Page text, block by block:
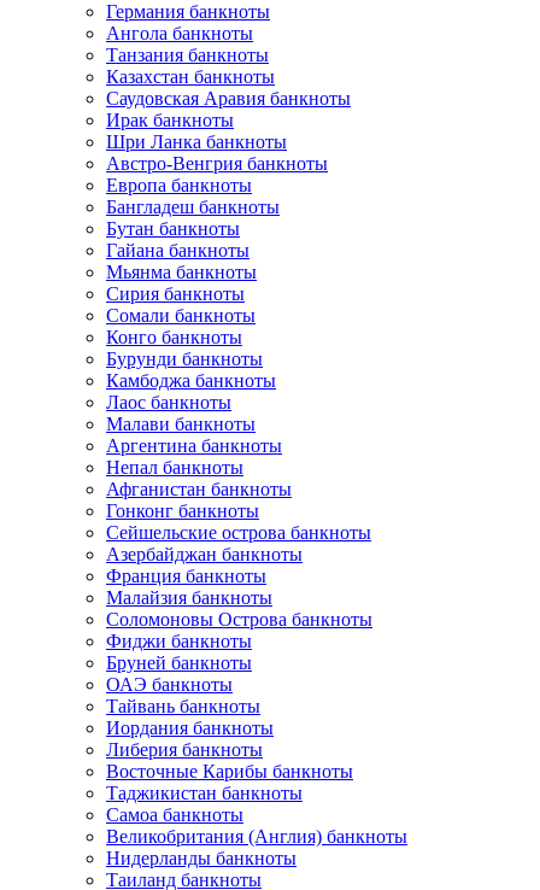
Германия банкноты
Ангола банкноты
Танзания банкноты
Казахстан банкноты
Саудовская Аравия банкноты
Ирак банкноты
Шри Ланка банкноты
Австро-Венгрия банкноты
Европа банкноты
Бангладеш банкноты
Бутан банкноты
Гайана банкноты
Мьянма банкноты
Сирия банкноты
Сомали банкноты
Конго банкноты
Бурунди банкноты
Камбоджа банкноты
Лаос банкноты
Малави банкноты
Аргентина банкноты
Непал банкноты
Афганистан банкноты
Гонконг банкноты
Сейшельские острова банкноты
Азербайджан банкноты
Франция банкноты
Малайзия банкноты
Соломоновы Острова банкноты
Фиджи банкноты
Бруней банкноты
ОАЭ банкноты
Тайвань банкноты
Иордания банкноты
Либерия банкноты
Восточные Карибы банкноты
Таджикистан банкноты
Самоа банкноты
Великобритания (Англия) банкноты
Нидерланды банкноты
Таиланд банкноты